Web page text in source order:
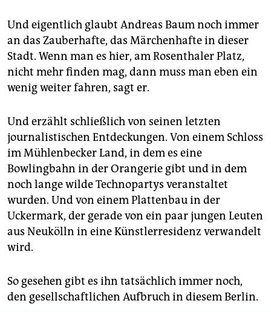
Und eigentlich glaubt Andreas Baum noch immer
an das Zauberhafte, das Märchenhafte in dieser
Stadt. Wenn man es hier, am Rosenthaler Platz,
nicht mehr finden mag, dann muss man eben ein
wenig weiter fahren, sagt er.
Und erzählt schließlich von seinen letzten
journalistischen Entdeckungen. Von einem Schloss
im Mühlenbecker Land, in dem es eine
Bowlingbahn in der Orangerie gibt und in dem
noch lange wilde Technopartys veranstaltet
wurden. Und von einem Plattenbau in der
Uckermark, der gerade von ein paar jungen Leuten
aus Neukölln in eine Künstlerresidenz verwandelt
wird.
So gesehen gibt es ihn tatsächlich immer noch,
den gesellschaftlichen Aufbruch in diesem Berlin.